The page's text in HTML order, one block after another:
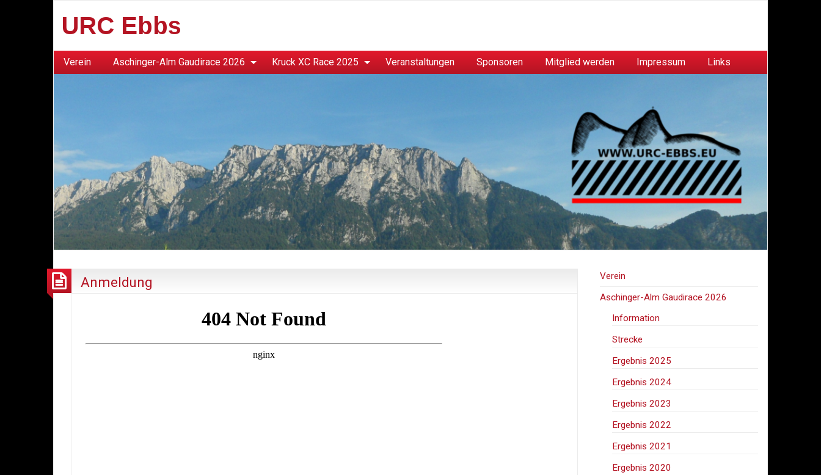
URC Ebbs
Verein Aschinger-Alm Gaudirace 2026 Kruck XC Race 2025 Veranstaltungen Sponsoren Mitglied werden Impressum Links
Anmeldung
Verein
Aschinger-Alm Gaudirace 2026
Information
Strecke
Ergebnis 2025
Ergebnis 2024
Ergebnis 2023
Ergebnis 2022
Ergebnis 2021
Ergebnis 2020